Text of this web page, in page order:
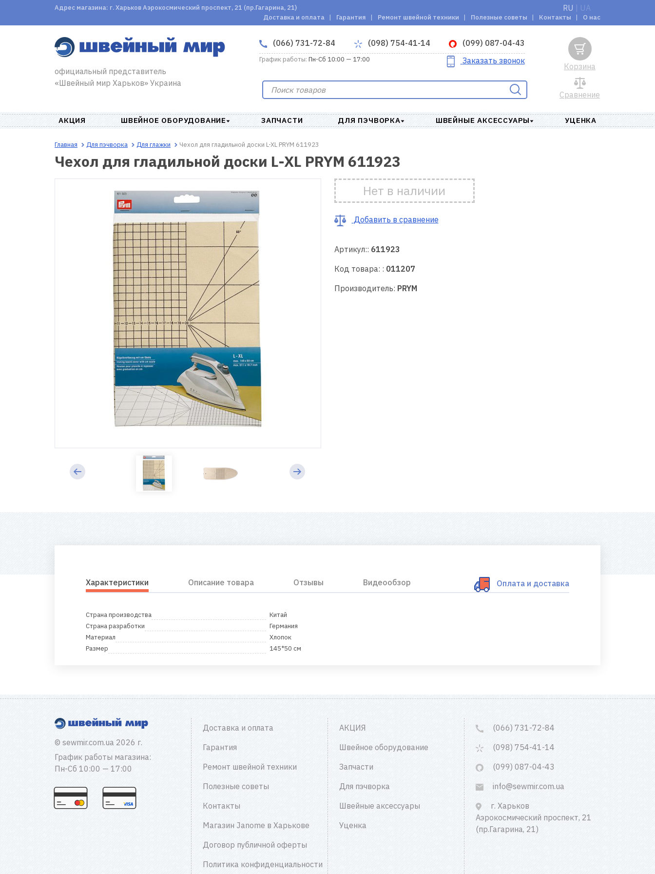
Адрес магазина: г. Харьков Аэрокосмический проспект, 21 (пр.Гагарина, 21) RU UA
Доставка и оплата Гарантия Ремонт швейной техники Полезные советы Контакты О нас
официальный представитель
«Швейный мир Харьков» Украина
(066) 731-72-84 (098) 754-41-14 (099) 087-04-43
График работы: Пн-Сб 10:00 — 17:00 Заказать звонок
Сравнение
Корзина
АКЦИЯ ШВЕЙНОЕ ОБОРУДОВАНИЕ ЗАПЧАСТИ ДЛЯ ПЭЧВОРКА ШВЕЙНЫЕ АКСЕССУАРЫ УЦЕНКА
Главная Для пэчворка Для глажки Чехол для гладильной доски L-XL PRYM 611923
Чехол для гладильной доски L-XL PRYM 611923
Нет в наличии
Добавить в сравнение
Артикул:: 611923
Код товара: : 011207
Производитель: PRYM
Характеристики Описание товара Отзывы Видеообзор Оплата и доставка
Страна производства
Китай
Страна разработки
Германия
Материал
Хлопок
Размер
145*50 см
© sewmir.com.ua 2026 г.
График работы магазина:
Пн-Сб 10:00 — 17:00
Доставка и оплата
Гарантия
Ремонт швейной техники
Полезные советы
Контакты
Магазин Janome в Харькове
Договор публичной оферты
Политика конфиденциальности
АКЦИЯ
Швейное оборудование
Запчасти
Для пэчворка
Швейные аксессуары
Уценка
(066) 731-72-84
(098) 754-41-14
(099) 087-04-43
info@sewmir.com.ua
г. Харьков
Аэрокосмический проспект, 21
(пр.Гагарина, 21)